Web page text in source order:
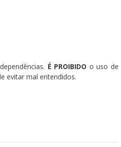
É PROIBIDO o uso de
evitar mal entendidos.